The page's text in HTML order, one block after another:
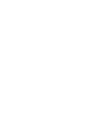
we in dit